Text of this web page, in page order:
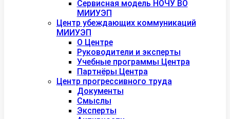
Сервисная модель НОЧУ ВО
МИИУЭП
Центр убеждающих коммуникаций
МИИУЭП
О Центре
Руководители и эксперты
Учебные программы Центра
Партнёры Центра
Центр прогрессивного труда
Документы
Смыслы
Эксперты